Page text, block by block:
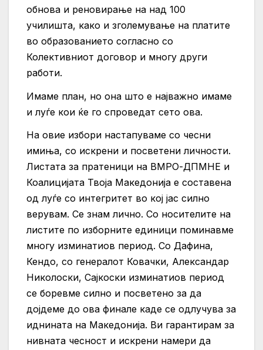
обнова и реновирање на над 100
училишта, како и зголемување на платите
во образованието согласно со
Колективниот договор и многу други
работи.
Имаме план, но она што е најважно имаме
и луѓе кои ќе го спроведат сето ова.
На овие избори настапуваме со чесни
имиња, со искрени и посветени личности.
Листата за пратеници на ВМРО-ДПМНЕ и
Коалицијата Твоја Македонија е составена
од луѓе со интегритет во кој јас силно
верувам. Се знам лично. Со носителите на
листите по изборните единици поминавме
многу изминатиов период. Со Дафина,
Кендо, со генералот Ковачки, Александар
Николоски, Сајкоски изминатиов период
се боревме силно и посветено за да
дојдеме до ова финале каде се одлучува за
иднината на Македонија. Ви гарантирам за
нивната чесност и искрени намери да